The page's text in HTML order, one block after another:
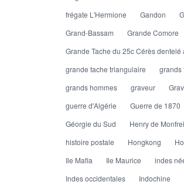
frégate L'Hermione
Gandon
Grand-Bassam
Grande Comore
Grande Tache du 25c Cérès dentelé
grande tache triangulaire
grands
grands hommes
graveur
guerre d'Algérie
Guerre de 1870
Géorgie du Sud
Henry de
histoire postale
Hongkong
Ile Mafia
Ile Maurice
indes
Indes occidentales
Indochine